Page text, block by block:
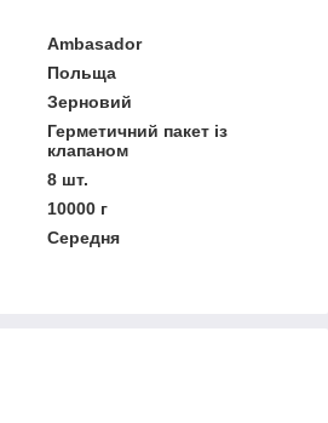
Ambasador
Польща
Зерновий
Герметичний пакет із
клапаном
8 шт.
10000 г
Середня